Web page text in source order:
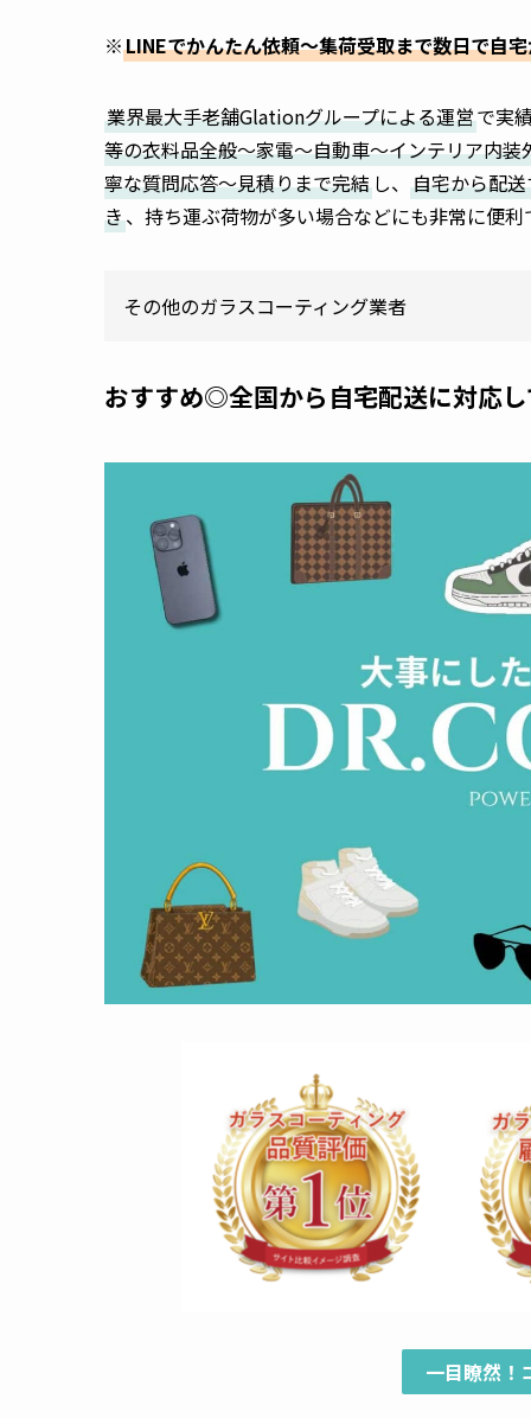
※LINEでかんたん依頼～集荷受取まで数日で自
業界最大手老舗Glationグループによる運営で実
等の衣料品全般～家電～自動車～インテリア内装
寧な質問応答～見積りまで完結 し、 自宅から配
き、持ち運ぶ荷物が多い場合などにも非常に便利
その他のガラスコーティング業者
おすすめ◎全国から自宅配送に対応
一目瞭然！